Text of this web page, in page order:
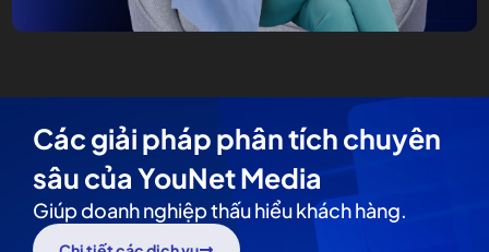
Các giải pháp phân tích chuyên
sâu của YouNet Media
Giúp doanh nghiệp thấu hiểu khách hàng.